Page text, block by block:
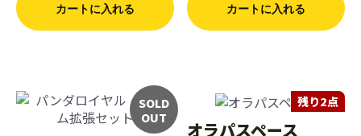
カートに入れる カートに入れる
SOLD
OUT
残り2点
オラパスペース